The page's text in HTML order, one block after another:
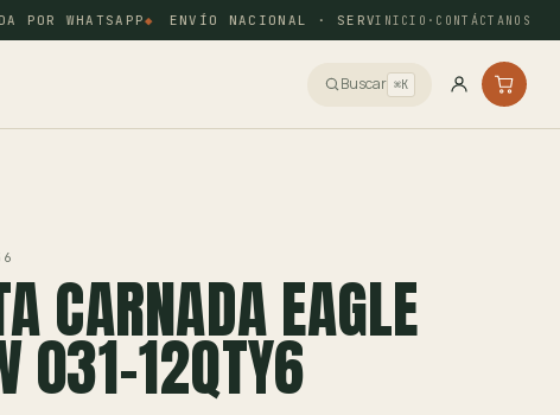
WHATSAPP ENVÍO NACIONAL · SERVIENTREGA Y
INICIO · CONTÁCTANOS
Buscar ⌘K
CARNADA EAGLE
031-12QTY6